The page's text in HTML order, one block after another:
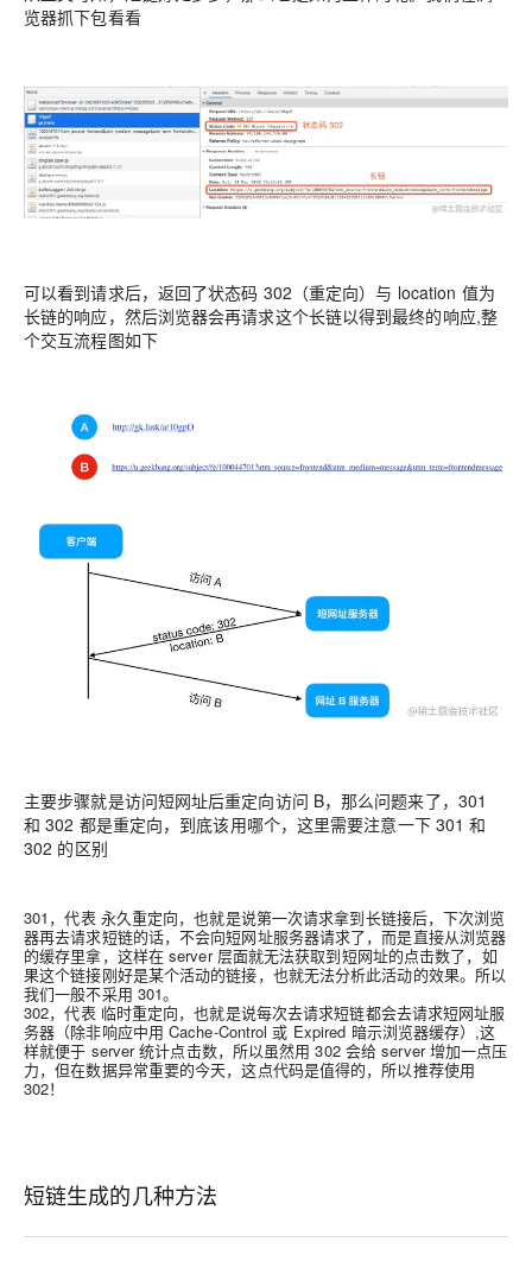
览器抓下包看看
可以看到请求后，返回了状态码 302（重定向）与 location 值为
长链的响应，然后浏览器会再请求这个长链以得到最终的响应,整
个交互流程图如下
主要步骤就是访问短网址后重定向访问 B，那么问题来了，301
和 302 都是重定向，到底该用哪个，这里需要注意一下 301 和
302 的区别
301，代表 永久重定向，也就是说第一次请求拿到长链接后，下次浏览
器再去请求短链的话，不会向短网址服务器请求了，而是直接从浏览器
的缓存里拿，这样在 server 层面就无法获取到短网址的点击数了，如
果这个链接刚好是某个活动的链接，也就无法分析此活动的效果。所以
我们一般不采用 301。
302，代表 临时重定向，也就是说每次去请求短链都会去请求短网址服
务器（除非响应中用 Cache-Control 或 Expired 暗示浏览器缓存）,这
样就便于 server 统计点击数，所以虽然用 302 会给 server 增加一点压
力，但在数据异常重要的今天，这点代码是值得的，所以推荐使用
302！
短链生成的几种方法